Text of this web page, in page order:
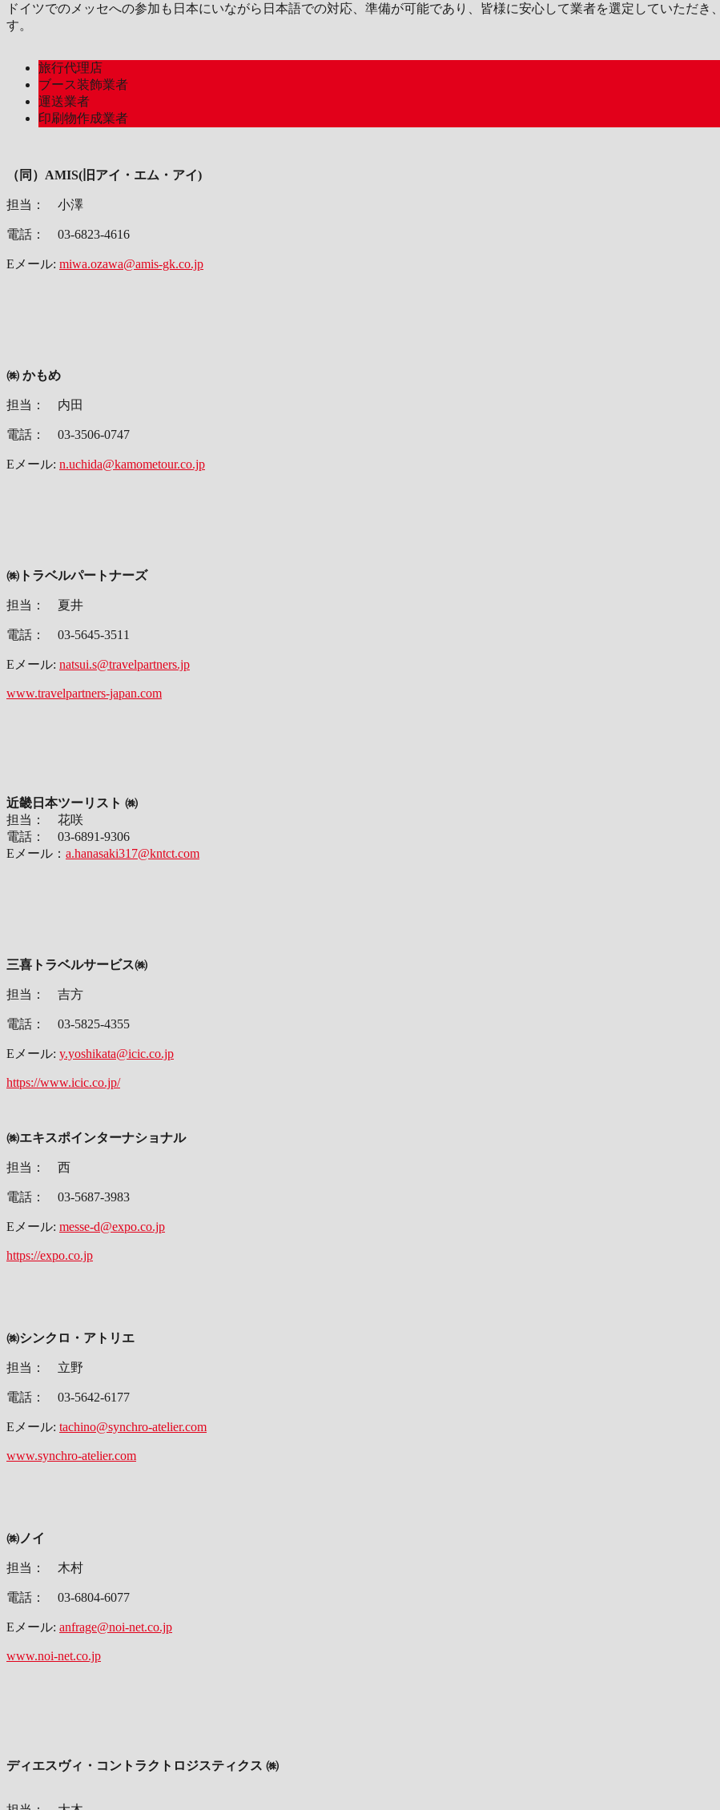
ドイツでのメッセへの参加も日本にいながら日本語での対応、準備が可能であり、皆様に安心して業者を選定していただ
す。
旅行代理店
ブース装飾業者
運送業者
印刷物作成業者
（同）AMIS(旧アイ・エム・アイ)
担当： 小澤
電話： 03-6823-4616
Eメール: miwa.ozawa@amis-gk.co.jp
㈱ かもめ
担当： 内田
電話： 03-3506-0747
Eメール: n.uchida@kamometour.co.jp
㈱トラベルパートナーズ
担当： 夏井
電話： 03-5645-3511
Eメール: natsui.s@travelpartners.jp
www.travelpartners-japan.com
近畿日本ツーリスト ㈱
担当： 花咲
電話： 03-6891-9306
Eメール： a.hanasaki317@kntct.com
三喜トラベルサービス㈱
担当： 吉方
電話： 03-5825-4355
Eメール: y.yoshikata@icic.co.jp
https://www.icic.co.jp/
㈱エキスポインターナショナル
担当： 西
電話： 03-5687-3983
Eメール: messe-d@expo.co.jp
https://expo.co.jp
㈱シンクロ・アトリエ
担当： 立野
電話： 03-5642-6177
Eメール: tachino@synchro-atelier.com
www.synchro-atelier.com
㈱ノイ
担当： 木村
電話： 03-6804-6077
Eメール: anfrage@noi-net.co.jp
www.noi-net.co.jp
ディエスヴィ・コントラクトロジスティクス ㈱